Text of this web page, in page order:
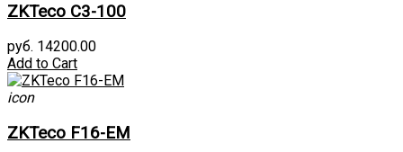
ZKTeco C3-100
руб. 14200.00
Add to Cart
icon
ZKTeco F16-EM